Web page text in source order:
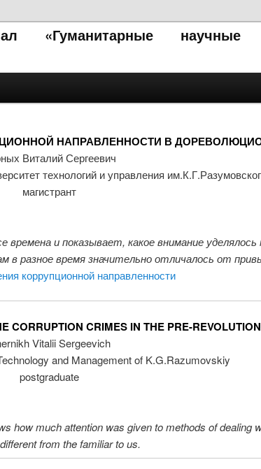
«Гуманитарные научные
НАПРАВЛЕННОСТИ В
Виталий Сергеевич
технологий и управления
магистрант
и показывает, какое внимание
разное время значительно отличалось от
коррупционной направленности
CORRUPTION CRIMES IN THE PRE-
Vitalii Sergeevich
and Management of K.G.Razumovskiy
postgraduate
how much attention was given to methods of dealing
from the familiar to us.